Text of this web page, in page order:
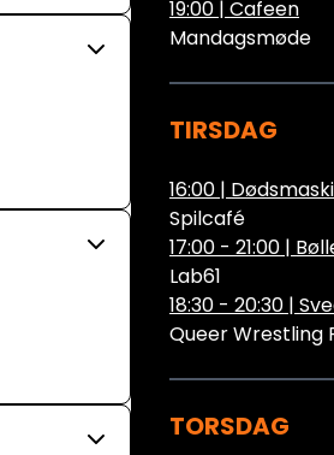
19:00 |Cafeen
Mandagsmøde
TIRSDAG
16:00 |
Spilcafé
17:00 - 21:00 |
Lab61
18:30 - 20:30 |
Queer Wrestling
TORSDAG